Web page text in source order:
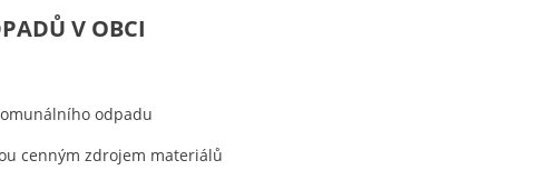
V OBCI
odpadu
cenným zdrojem materiálů